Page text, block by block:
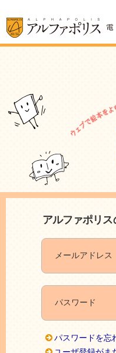
アルファポリ
メールアドレス
パスワード
パスワードを忘